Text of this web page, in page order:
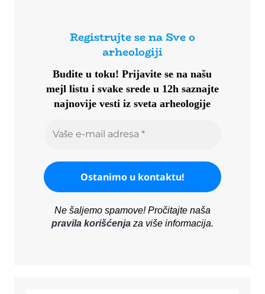
Registrujte se na Sve o
arheologiji
Budite u toku!Prijavite se na našu
mejl listu i svake srede u 12h saznajte
najnovije vesti iz sveta arheologije
Ne šaljemo spamove! Pročitajte naša
pravila korišćenjaza više informacija.